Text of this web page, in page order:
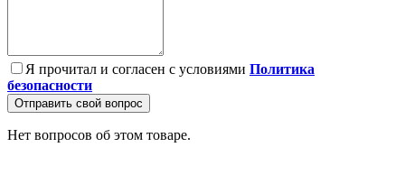
Я прочитал и согласен с условиями Политика
безопасности
Отправить свой вопрос
Нет вопросов об этом товаре.